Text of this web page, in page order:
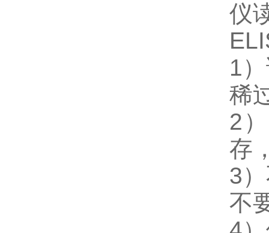
仪
1
稀
2
存
3
不